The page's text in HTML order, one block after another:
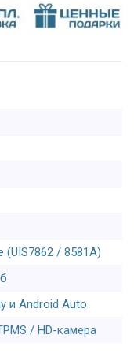
(UIS7862 / 8581A)
и Android Auto
/ HD-камера